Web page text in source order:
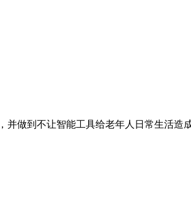
做到不让智能工具给老年人日常生活造成